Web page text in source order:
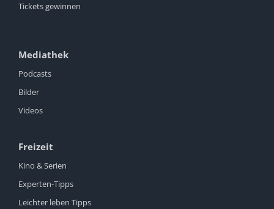
Tickets gewinnen
Mediathek
Podcasts
Bilder
Videos
Freizeit
Kino & Serien
Experten-Tipps
Leichter leben Tipps